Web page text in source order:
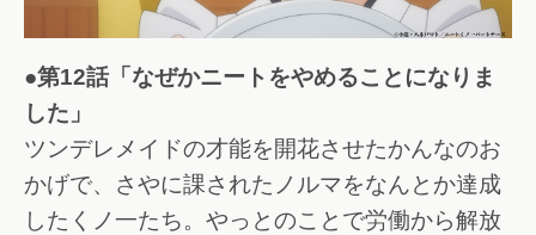
●第12話「なぜかニートをやめることになりま
した」
ツンデレメイドの才能を開花させたかんなのお
かげで、さやに課されたノルマをなんとか達成
したくノ一たち。やっとのことで労働から解放